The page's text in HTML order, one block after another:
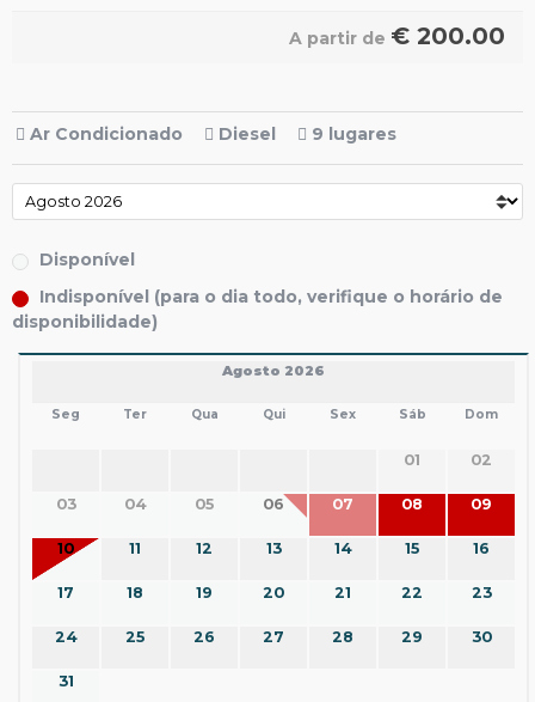
A partir de € 200.00
Ar Condicionado Diesel 9 lugares
Disponível
Indisponível (para o dia todo, verifique o horário de
disponibilidade)
Agosto 2026
Seg Ter Qua Qui Sex Sáb Dom
01 02
03 04 05 06 07 08 09
10 11 12 13 14 15 16
17 18 19 20 21 22 23
24 25 26 27 28 29 30
31